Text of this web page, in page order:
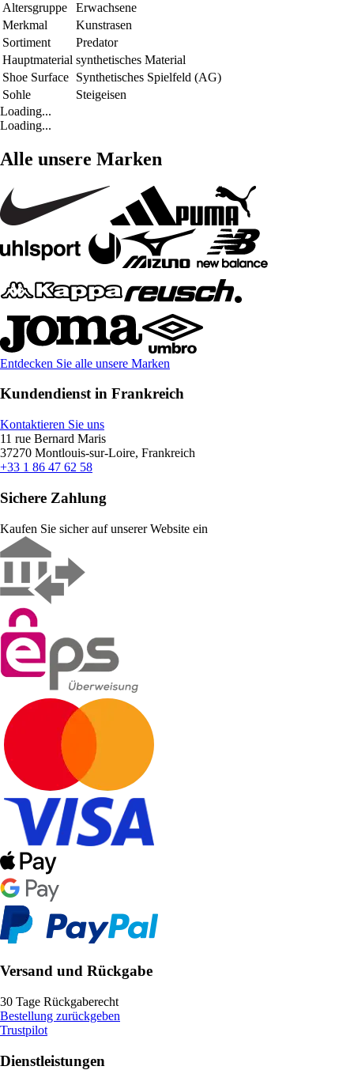
Altersgruppe
Erwachsene
Merkmal
Kunstrasen
Sortiment
Predator
Hauptmaterial synthetisches Material
Shoe Surface Synthetisches Spielfeld (AG)
Sohle
Steigeisen
Loading...
Loading...
Alle unsere Marken
Entdecken Sie alle unsere Marken
Kundendienst in Frankreich
Kontaktieren Sie uns
11 rue Bernard Maris
37270 Montlouis-sur-Loire, Frankreich
+33 1 86 47 62 58
Sichere Zahlung
Kaufen Sie sicher auf unserer Website ein
Versand und Rückgabe
30 Tage Rückgaberecht
Bestellung zurückgeben
Trustpilot
Dienstleistungen